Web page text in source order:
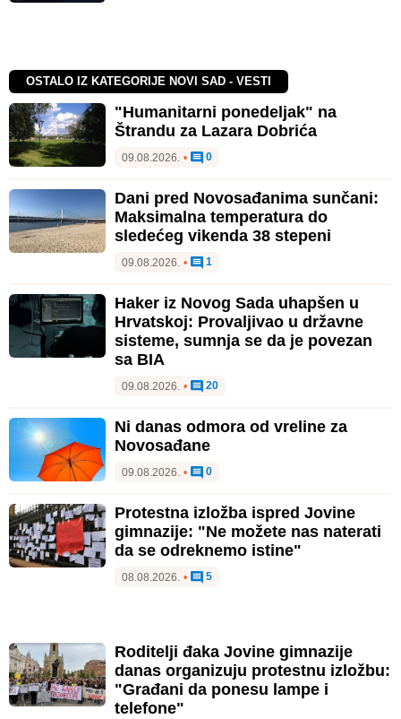
OSTALO IZ KATEGORIJE NOVI SAD - VESTI
"Humanitarni ponedeljak" na
Štrandu za Lazara Dobrića
09.08.2026. • 0
Dani pred Novosađanima sunčani:
Maksimalna temperatura do
sledećeg vikenda 38 stepeni
09.08.2026. • 1
Haker iz Novog Sada uhapšen u
Hrvatskoj: Provaljivao u državne
sisteme, sumnja se da je povezan
sa BIA
09.08.2026. • 20
Ni danas odmora od vreline za
Novosađane
09.08.2026. • 0
Protestna izložba ispred Jovine
gimnazije: "Ne možete nas naterati
da se odreknemo istine"
08.08.2026. • 5
Roditelji đaka Jovine gimnazije
danas organizuju protestnu izložbu:
"Građani da ponesu lampe i
telefone"